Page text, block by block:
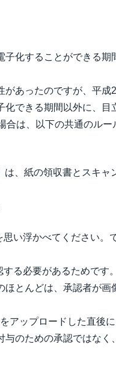
子化することができる期
あったのですが、平
できる期間以外に、目
は、以下の共通のルー
、紙の領収書とスキャ
い浮かべてください。
る必要があるためです。
とんどは、承認者が画
アップロードした直後
のための承認ではなく